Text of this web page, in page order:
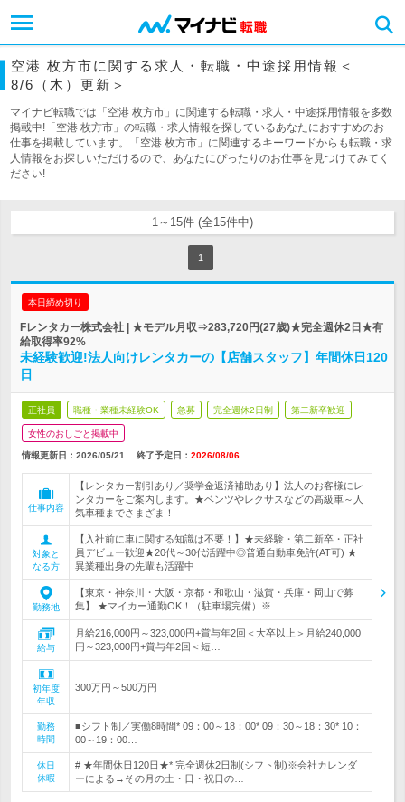
空港 枚方市に関する求人・転職・中途採用情報＜
8/6（木）更新＞
マイナビ転職では「空港 枚方市」に関連する転職・求人・中途採用情報を多数
掲載中!「空港 枚方市」の転職・求人情報を探しているあなたにおすすめのお
仕事を掲載しています。「空港 枚方市」に関連するキーワードからも転職・求
人情報をお探しいただけるので、あなたにぴったりのお仕事を見つけてみてく
ださい!
1～15件 (全15件中)
1
本日締め切り
Fレンタカー株式会社 | ★モデル月収⇒283,720円(27歳)★完全週休2日★有
給取得率92%
未経験歓迎!法人向けレンタカーの【店舗スタッフ】年間休日120
日
正社員 職種・業種未経験OK 急募 完全週休2日制 第二新卒歓迎
女性のおしごと掲載中
情報更新日：2026/05/21 終了予定日： 2026/08/06
仕事内容
【レンタカー割引あり／奨学金返済補助あり】法人のお客様にレ
ンタカーをご案内します。★ベンツやレクサスなどの高級車～人
気車種までさまざま！
対象と
なる方
【入社前に車に関する知識は不要！】★未経験・第二新卒・正社
員デビュー歓迎★20代～30代活躍中◎普通自動車免許(AT可) ★
異業種出身の先輩も活躍中
勤務地
【東京・神奈川・大阪・京都・和歌山・滋賀・兵庫・岡山で募
集】 ★マイカー通勤OK！（駐車場完備）※…
給与
月給216,000円～323,000円+賞与年2回＜大卒以上＞月給240,000
円～323,000円+賞与年2回＜短…
初年度
年収
300万円～500万円
勤務
時間
■シフト制／実働8時間* 09：00～18：00* 09：30～18：30* 10：
00～19：00…
休日
休暇
# ★年間休日120日★* 完全週休2日制(シフト制)※会社カレンダ
ーによる→その月の土・日・祝日の…